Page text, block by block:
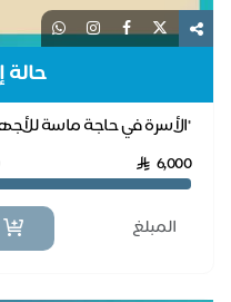
حالة
"الأسرة في حاجة ماسة للأجهزة
لكفالة الأبناء الـ4 "
6,000